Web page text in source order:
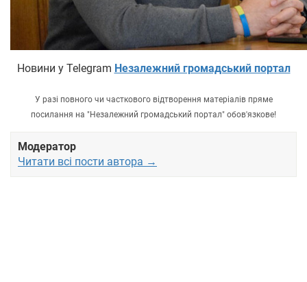
Новини у Telegram Незалежний громадський портал
У разі повного чи часткового відтворення матеріалів пряме
посилання на "Незалежний громадський портал" обов'язкове!
Модератор
Читати всі пости автора →